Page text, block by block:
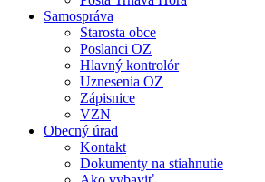
Samospráva
Starosta obce
Poslanci OZ
Hlavný kontrolór
Uznesenia OZ
Zápisnice
VZN
Obecný úrad
Kontakt
Dokumenty na stiahnutie